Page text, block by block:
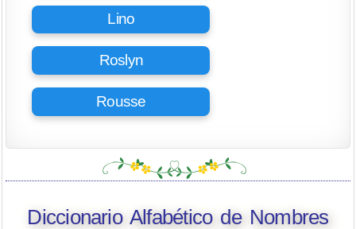
Lino
Roslyn
Rousse
Diccionario Alfabético de Nombres